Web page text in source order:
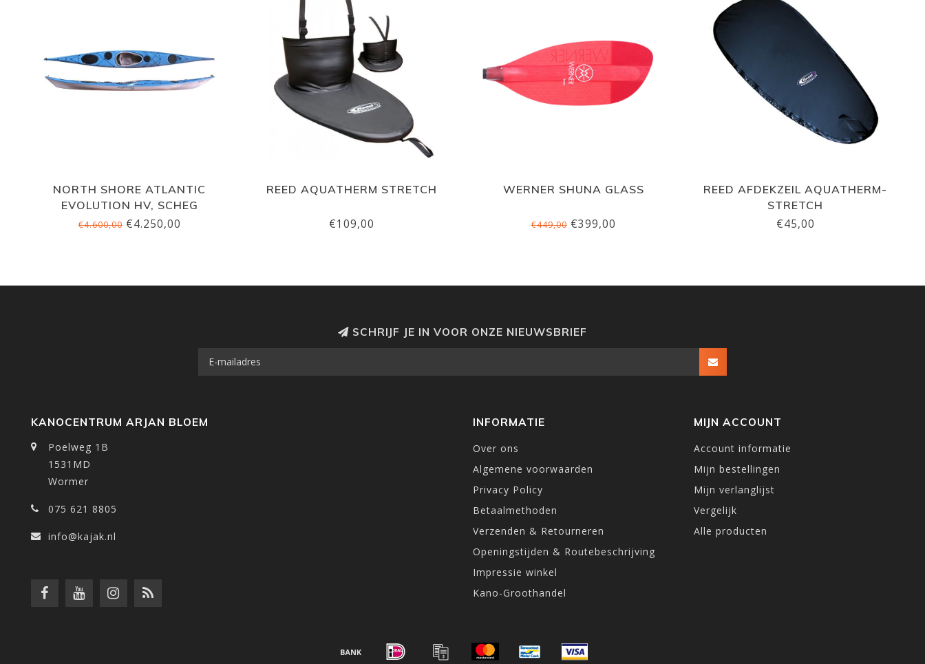
NORTH SHORE ATLANTIC
EVOLUTION HV, SCHEG
€4.600,00€4.250,00
REED AQUATHERM STRETCH
€109,00
WERNER SHUNA GLASS
€449,00€399,00
REED AFDEKZEIL AQUATHERM-
STRETCH
€45,00
SCHRIJF JE IN VOOR ONZE NIEUWSBRIEF
KANOCENTRUM ARJAN BLOEM
Poelweg 1B
1531MD
Wormer
075 621 8805
info@kajak.nl
INFORMATIE
Over ons
Algemene voorwaarden
Privacy Policy
Betaalmethoden
Verzenden & Retourneren
Openingstijden & Routebeschrijving
Impressie winkel
Kano-Groothandel
MIJN ACCOUNT
Account informatie
Mijn bestellingen
Mijn verlanglijst
Vergelijk
Alle producten